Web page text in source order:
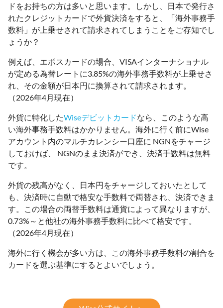
ドをお持ちの方は多いと思います。しかし、日本で発行さ
れたクレジットカードで外貨決済をすると、「海外事務手
数料」が上乗せされて請求されてしまうことをご存知でし
ょうか？
例えば、エポスカードの場合、VISAインターナショナル
が定める為替レートに3.85%の海外事務手数料が上乗せさ
れ、その金額が日本円に換算されて請求されます。
（2026年4月現在）
外貨に特化したWiseデビットカードなら、このような高
い海外事務手数料はかかりません。海外に行く前にWise
アカウント内のマルチカレンシー口座に NGNをチャージ
しておけば、 NGNのまま決済ができ、決済手数料は無料
です。
外貨の残高がなく、日本円をチャージしておいたとして
も、決済時に自動で格安な手数料で両替され、決済できま
す。この場合の両替手数料は通貨によって異なりますが、
0.73%～と他社の海外事務手数料に比べて格安です。
（2026年4月現在）
海外に行く機会が多い方は、この海外事務手数料の割合を
カードを選ぶ基準にするとよいでしょう。